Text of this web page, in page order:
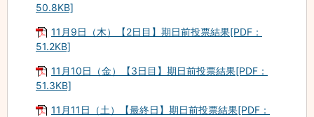
50.8KB]
11月9日（木）【2日目】期日前投票結果[PDF：
51.2KB]
11月10日（金）【3日目】期日前投票結果[PDF：
51.3KB]
11月11日（土）【最終日】期日前投票結果[PDF：